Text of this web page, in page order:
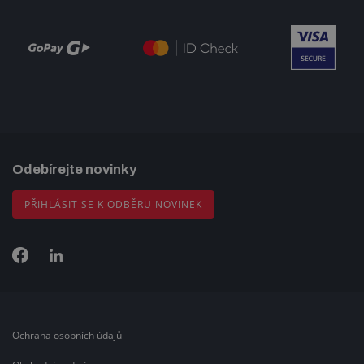
Odebírejte novinky
PŘIHLÁSIT SE K ODBĚRU NOVINEK
Ochrana osobních údajů